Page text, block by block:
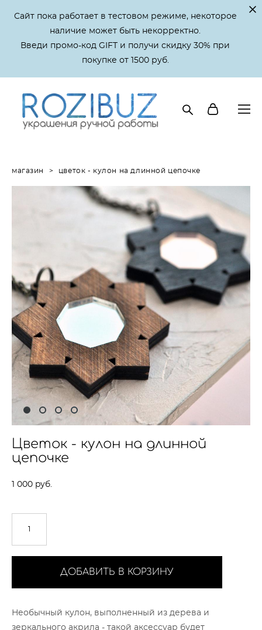
Сайт пока работает в тестовом режиме, некоторое
наличие может быть некорректно.
Введи промо-код GIFT и получи скидку 30% при
покупке от 1500 руб.
магазин > цветок - кулон на длинной цепочке
Цветок - кулон на длинной
цепочке
1 000 pуб.
ДОБАВИТЬ В КОРЗИНУ
Необычный кулон, выполненный из дерева и
зеркального акрила - такой аксессуар будет